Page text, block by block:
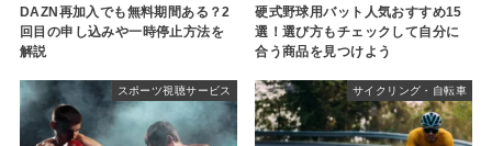
DAZN再加入でも無料期間ある？2
回目の申し込みや一時停止方法を
解説
硬式野球用バット人気おすすめ15
選！選び方もチェックして自分に
合う商品を見つけよう
スポーツ視聴サービス サイクリング・自転車